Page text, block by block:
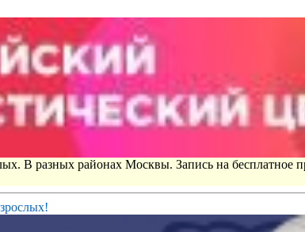
В разных районах Москвы. Запись на бесплатное